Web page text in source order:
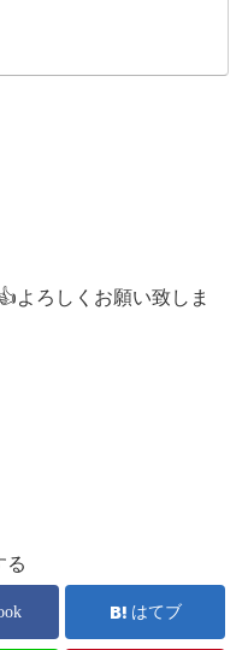
よろしくお願い致しま
る
はてブ